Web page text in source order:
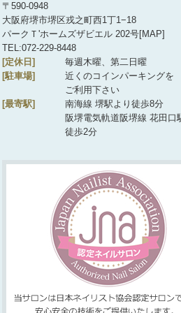
〒590-0948
大阪府堺市堺区戎之町西1丁1−18
パークＴ'ホームズザビエル 202号[MAP]
TEL:072-229-8448
[定休日]
毎週木曜、第二日曜
[駐車場]
近くのコインパーキングを
ご利用下さい
[最寄駅]
南海線 堺駅より徒歩8分
阪堺電気軌道阪堺線 花田口
徒歩2分